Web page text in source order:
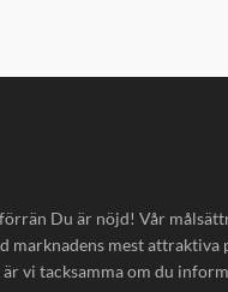
Du är nöjd! Vår
marknadens mest attraktiva
är vi tacksamma om du